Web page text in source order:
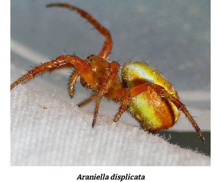
Araniella displicata